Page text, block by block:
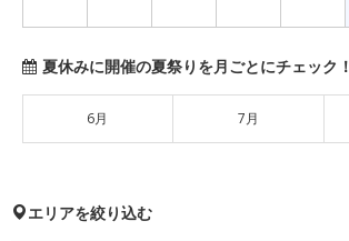
夏休みに開催の夏祭りを月ごとにチェック！
6月 7月
エリアを絞り込む